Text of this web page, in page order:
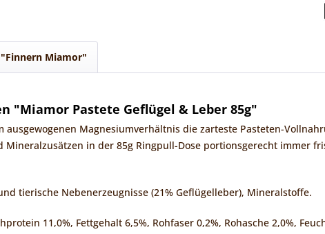
Miamor"
"Miamor Pastete Geflügel & Leber 85g"
ausgewogenen Magnesiumverhältnis die zarteste Pasteten-
Mineralzusätzen in der 85g Ringpull-Dose portionsgerecht immer
tierische Nebenerzeugnisse (21% Geflügelleber), Mineralstoffe.
11,0%, Fettgehalt 6,5%, Rohfaser 0,2%, Rohasche 2,0%,